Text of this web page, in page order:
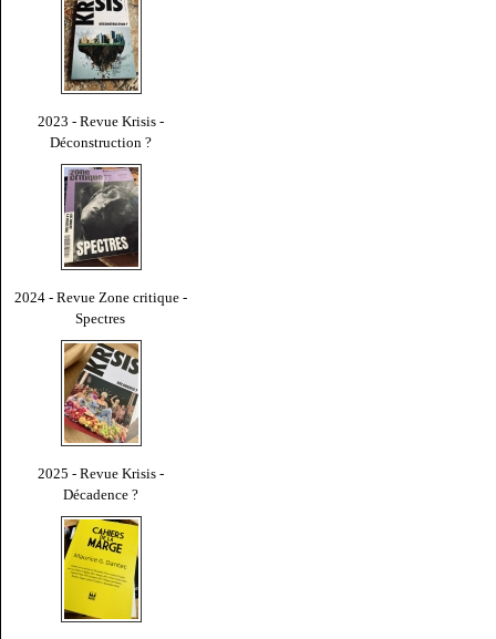
2023 - Revue Krisis -
Déconstruction ?
2024 - Revue Zone critique -
Spectres
2025 - Revue Krisis -
Décadence ?